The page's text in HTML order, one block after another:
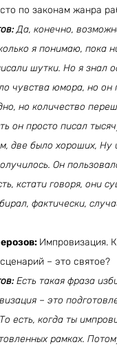
по законам жанра
Да, конечно,
я понимаю, пока
шутки. Но я знал
чувства юмора, но он
но количество
он просто писал
две было хороших, Ну
Он
кстати говоря, они
фактически,
Импровизация.
– это святое?
Есть такая фраза
– это
есть, когда ты
рамках.